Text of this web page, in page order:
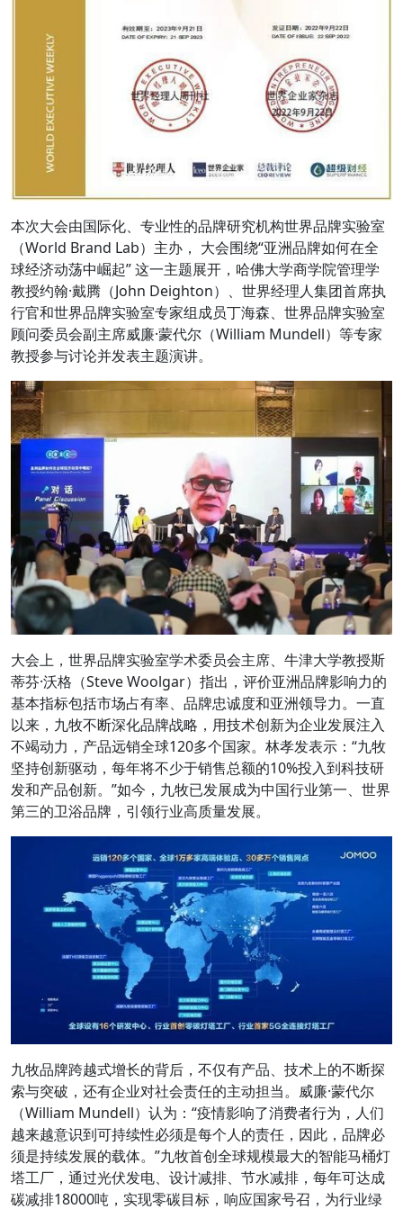
本次大会由国际化、专业性的品牌研究机构世界品牌实验室
（World Brand Lab）主办， 大会围绕“亚洲品牌如何在全
球经济动荡中崛起” 这一主题展开，哈佛大学商学院管理学
教授约翰·戴腾（John Deighton）、世界经理人集团首席执
行官和世界品牌实验室专家组成员丁海森、世界品牌实验室
顾问委员会副主席威廉·蒙代尔（William Mundell）等专家
教授参与讨论并发表主题演讲。
大会上，世界品牌实验室学术委员会主席、牛津大学教授斯
蒂芬·沃格（Steve Woolgar）指出，评价亚洲品牌影响力的
基本指标包括市场占有率、品牌忠诚度和亚洲领导力。一直
以来，九牧不断深化品牌战略，用技术创新为企业发展注入
不竭动力，产品远销全球120多个国家。林孝发表示：“九牧
坚持创新驱动，每年将不少于销售总额的10%投入到科技研
发和产品创新。”如今，九牧已发展成为中国行业第一、世界
第三的卫浴品牌，引领行业高质量发展。
九牧品牌跨越式增长的背后，不仅有产品、技术上的不断探
索与突破，还有企业对社会责任的主动担当。威廉·蒙代尔
（William Mundell）认为：“疫情影响了消费者行为，人们
越来越意识到可持续性必须是每个人的责任，因此，品牌必
须是持续发展的载体。”九牧首创全球规模最大的智能马桶灯
塔工厂，通过光伏发电、设计减排、节水减排，每年可达成
碳减排18000吨，实现零碳目标，响应国家号召，为行业绿